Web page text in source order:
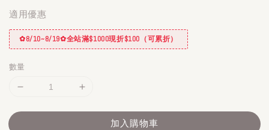
適用優惠
✿8/10~8/19✿全站滿$1000現折$100（可累折）
數量
加入購物車